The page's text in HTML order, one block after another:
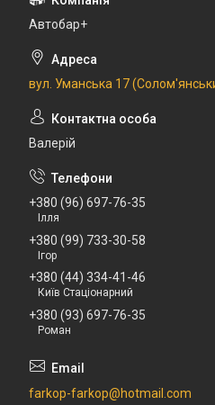
Автобар+
вул. Уманська 17
Валерій
+380 (96) 697-76-35
Ілля
+380 (99) 733-30-58
Ігор
+380 (44) 334-41-46
Київ Стаціонарний
+380 (93) 697-76-35
Роман
farkop-farkop@hotmail.com